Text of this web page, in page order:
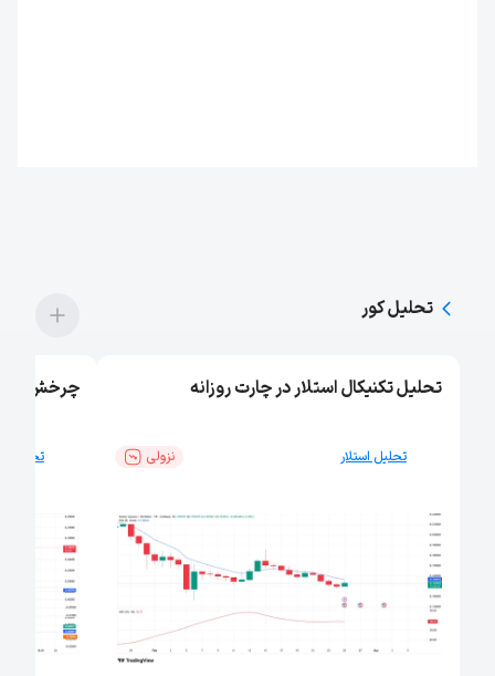
تحلیل‌ کور
تحلیل تکنیکال استلار در چارت روزانه
تحلیل استلار نزولی
چرخش
تحلیل